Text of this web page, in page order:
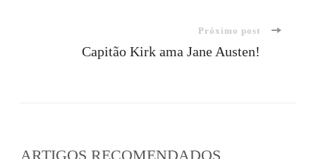
Próximo post
Capitão Kirk ama Jane Austen!
ARTIGOS RECOMENDADOS